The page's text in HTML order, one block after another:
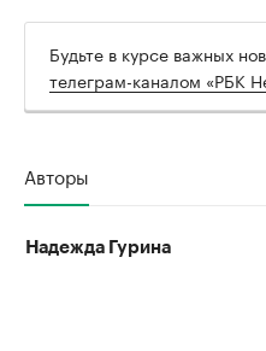
Будьте в курсе важных
телеграм-каналом «РБК
Авторы
Надежда Гурина